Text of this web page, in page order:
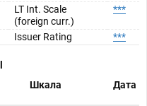
LT Int. Scale
(foreign curr.)
***
Issuer Rating ***
Шкала Дата